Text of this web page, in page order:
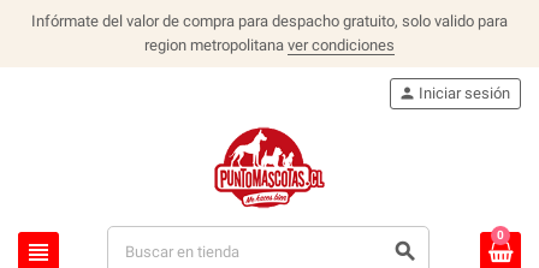
Infórmate del valor de compra para despacho gratuito, solo valido para
region metropolitana ver condiciones
view_headline search
person Iniciar sesión
0